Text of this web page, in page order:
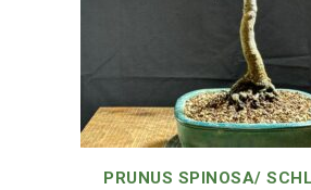
PRUNUS SPINOSA/